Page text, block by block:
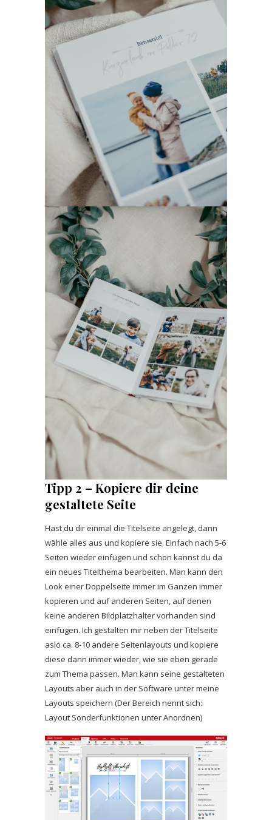
Tipp 2 – Kopiere dir deine
gestaltete Seite
Hast du dir einmal die Titelseite angelegt, dann
wähle alles aus und kopiere sie. Einfach nach 5-6
Seiten wieder einfügen und schon kannst du da
ein neues Titelthema bearbeiten. Man kann den
Look einer Doppelseite immer im Ganzen immer
kopieren und auf anderen Seiten, auf denen
keine anderen Bildplatzhalter vorhanden sind
einfügen. Ich gestalten mir neben der Titelseite
aslo ca. 8-10 andere Seitenlayouts und kopiere
diese dann immer wieder, wie sie eben gerade
zum Thema passen. Man kann seine gestalteten
Layouts aber auch in der Software unter meine
Layouts speichern (Der Bereich nennt sich:
Layout Sonderfunktionen unter Anordnen)